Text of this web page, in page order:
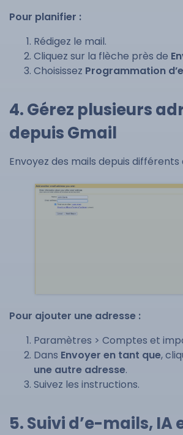
Pour planifier :
Rédigez le mail.
Cliquez sur la flèche près de
Choisissez Programmation
4. Gérez plusieurs
depuis Gmail
Envoyez des mails depuis
Pour ajouter une adresse :
Paramètres > Comptes et
Dans Envoyer en tant que,
une autre adresse.
Suivez les instructions.
5. Suivi d’e-mails, IA